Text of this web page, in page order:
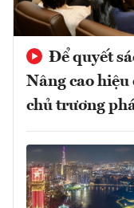
Để quyết
Nâng cao hiệu
chủ trương